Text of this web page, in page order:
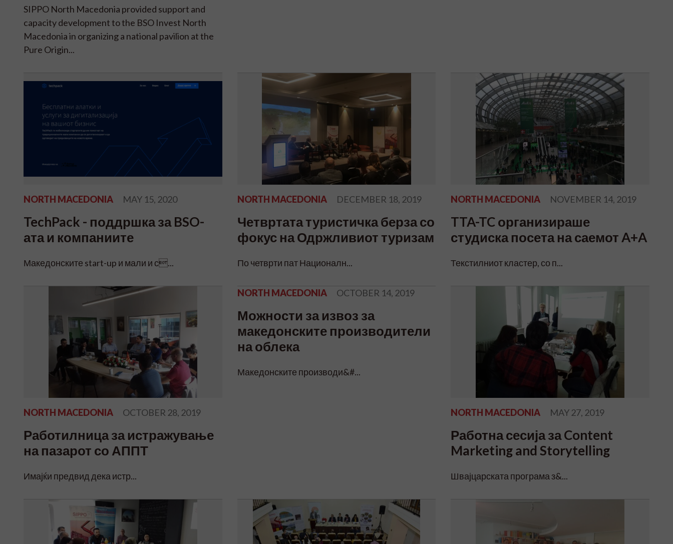
SIPPO North Macedonia provided support and
capacity development to the BSO Invest North
Macedonia in organizing a national pavilion at the
Pure Origin...
NORTH MACEDONIA MAY 15, 2020
TechPack - поддршка за BSO-
ата и компаниите
Македонските start-up и мали и с...
NORTH MACEDONIA DECEMBER 18, 2019
Четвртата туристичка берза со
фокус на Одржливиот туризам
По четврти пат Националн...
NORTH MACEDONIA NOVEMBER 14, 2019
TTA-TC организираше
студиска посета на саемот A+A
Текстилниот кластер, со п...
NORTH MACEDONIA OCTOBER 28, 2019
Работилница за истражување
на пазарот со АППТ
Имајќи предвид дека истр...
NORTH MACEDONIA OCTOBER 14, 2019
Можности за извоз за
македонските производители
на облека
Македонските производи&#...
NORTH MACEDONIA MAY 27, 2019
Работна сесија за Content
Marketing and Storytelling
Швајцарската програма з&...